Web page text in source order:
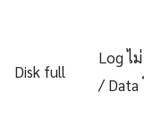
Disk full
Log ไ
/ Data